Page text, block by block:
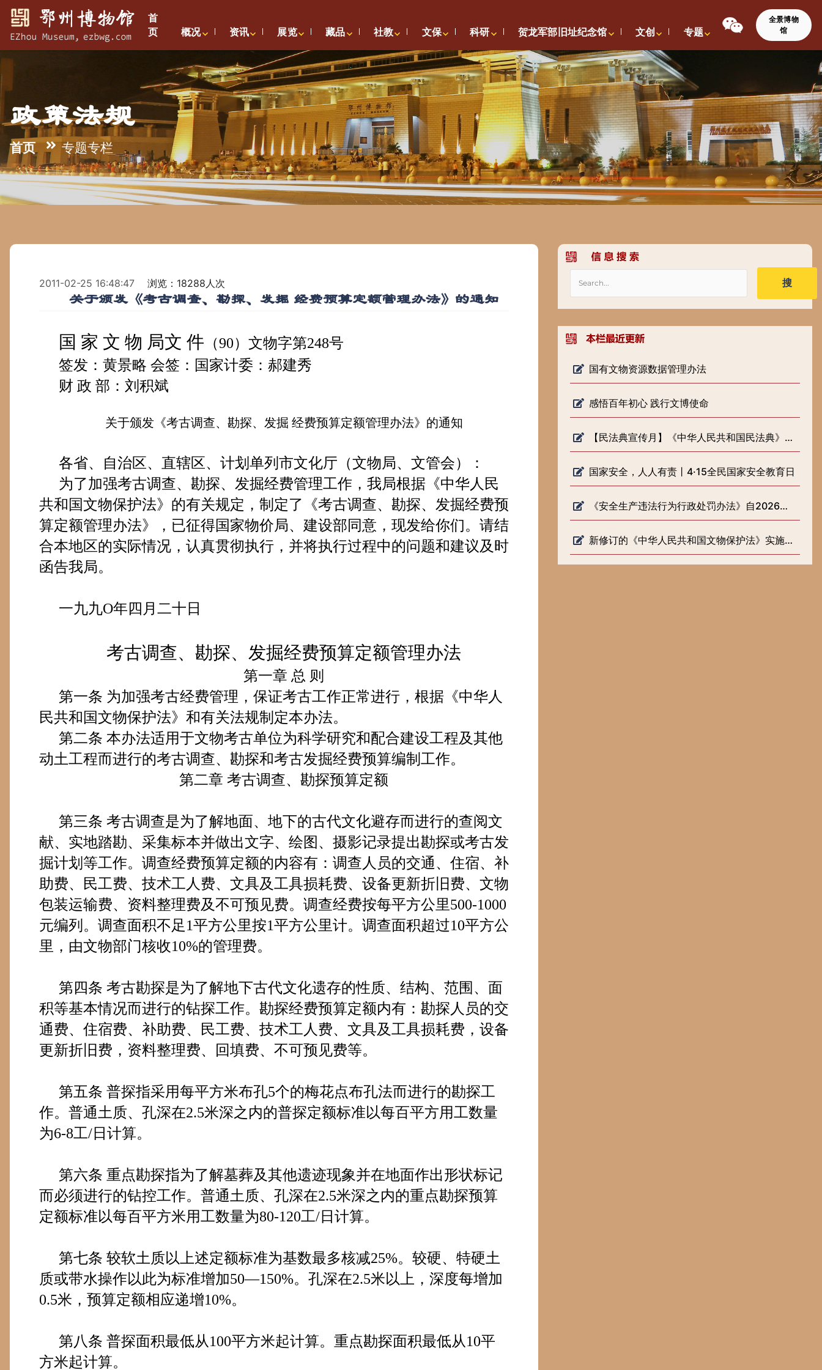
首
页
概况 资讯 展览 藏品 社教 文保 科研 贺龙军部旧址纪念馆 文创 专题
全景博物
馆
政策法规
首页 专题专栏
2011-02-25 16:48:47 浏览：18288人次
关于颁发《考古调查、勘探、发掘 经费预算定额管理办法》的通知
国 家 文 物 局文 件 （90）文物字第248号
签发：黄景略 会签：国家计委：郝建秀
财 政 部：刘积斌
关于颁发《考古调查、勘探、发掘 经费预算定额管理办法》的通知
各省、自治区、直辖区、计划单列市文化厅（文物局、文管会）：
为了加强考古调查、勘探、发掘经费管理工作，我局根据《中华人民
共和国文物保护法》的有关规定，制定了《考古调查、勘探、发掘经费预
算定额管理办法》，已征得国家物价局、建设部同意，现发给你们。请结
合本地区的实际情况，认真贯彻执行，并将执行过程中的问题和建议及时
函告我局。
一九九O年四月二十日
考古调查、勘探、发掘经费预算定额管理办法
第一章 总 则
第一条 为加强考古经费管理，保证考古工作正常进行，根据《中华人
民共和国文物保护法》和有关法规制定本办法。
第二条 本办法适用于文物考古单位为科学研究和配合建设工程及其他
动土工程而进行的考古调查、勘探和考古发掘经费预算编制工作。
第二章 考古调查、勘探预算定额
第三条 考古调查是为了解地面、地下的古代文化避存而进行的查阅文
献、实地踏勘、采集标本并做出文字、绘图、摄影记录提出勘探或考古发
掘计划等工作。调查经费预算定额的内容有：调查人员的交通、住宿、补
助费、民工费、技术工人费、文具及工具损耗费、设备更新折旧费、文物
包装运输费、资料整理费及不可预见费。调查经费按每平方公里500-1000
元编列。调查面积不足1平方公里按1平方公里计。调查面积超过10平方公
里，由文物部门核收10%的管理费。
第四条 考古勘探是为了解地下古代文化遗存的性质、结构、范围、面
积等基本情况而进行的钻探工作。勘探经费预算定额内有：勘探人员的交
通费、住宿费、补助费、民工费、技术工人费、文具及工具损耗费，设备
更新折旧费，资料整理费、回填费、不可预见费等。
第五条 普探指采用每平方米布孔5个的梅花点布孔法而进行的勘探工
作。普通土质、孔深在2.5米深之内的普探定额标准以每百平方用工数量
为6-8工/日计算。
第六条 重点勘探指为了解墓葬及其他遗迹现象并在地面作出形状标记
而必须进行的钻控工作。普通土质、孔深在2.5米深之内的重点勘探预算
定额标准以每百平方米用工数量为80-120工/日计算。
第七条 较软土质以上述定额标准为基数最多核减25%。较硬、特硬土
质或带水操作以此为标准增加50—150%。孔深在2.5米以上，深度每增加
0.5米 ，预算定额相应递增10%。
第八条 普探面积最低从100平方米起计算。重点勘探面积最低从10平
方米起计算。
搜
国有文物资源数据管理办法
感悟百年初心 践行文博使命
【民法典宣传月】《中华人民共和国民法典》知识普及
国家安全，人人有责丨4·15全民国家安全教育日
《安全生产违法行为行政处罚办法》自2026年2月1日起施行
新修订的《中华人民共和国文物保护法》实施一周年